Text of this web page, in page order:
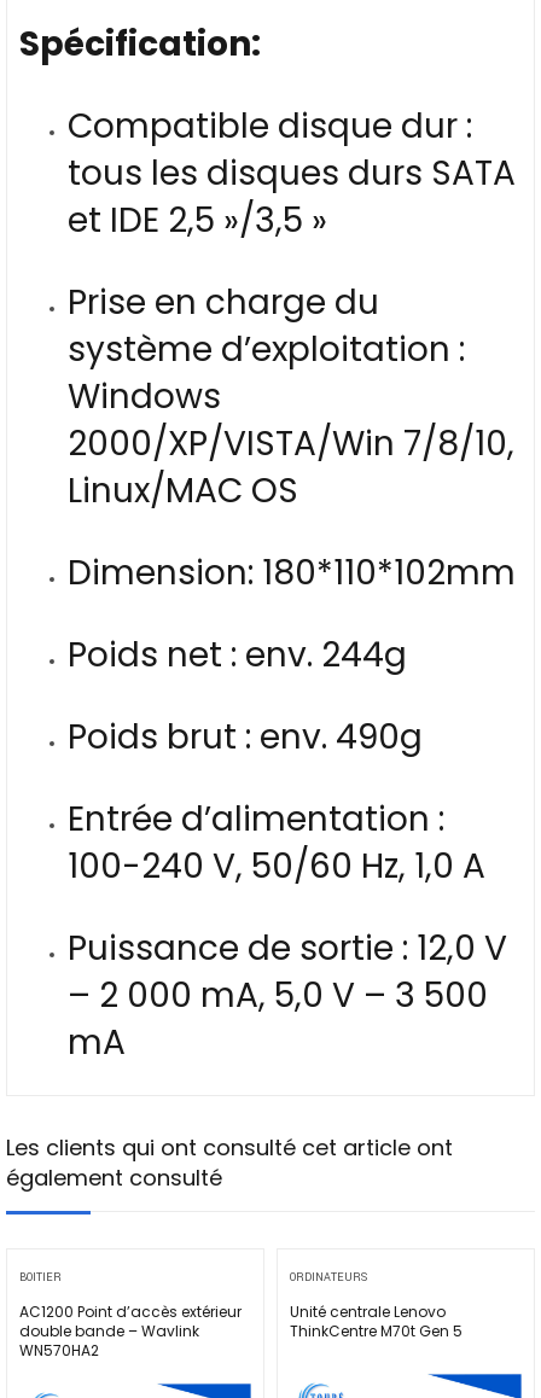
Spécification:
Compatible disque dur :
tous les disques durs SATA
et IDE 2,5 »/3,5 »
Prise en charge du
système d’exploitation :
Windows
2000/XP/VISTA/Win 7/8/10,
Linux/MAC OS
Dimension: 180*110*102mm
Poids net : env. 244g
Poids brut : env. 490g
Entrée d’alimentation :
100-240 V, 50/60 Hz, 1,0 A
Puissance de sortie : 12,0 V
– 2 000 mA, 5,0 V – 3 500
mA
Les clients qui ont consulté cet article ont
également consulté
BOITIER
AC1200 Point d’accès extérieur
double bande – Wavlink
WN570HA2
ORDINATEURS
Unité centrale Lenovo
ThinkCentre M70t Gen 5